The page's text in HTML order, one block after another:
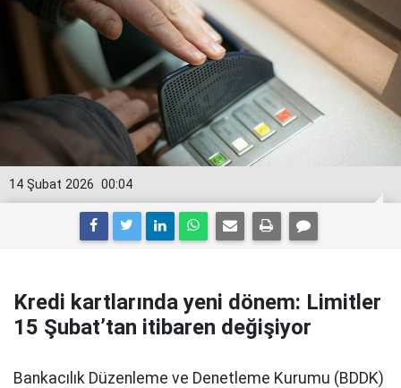
00:04
14 Şubat 2026
Kredi kartlarında yeni dönem: Limitler
15 Şubat’tan itibaren değişiyor
Bankacılık Düzenleme ve Denetleme Kurumu (BDDK)